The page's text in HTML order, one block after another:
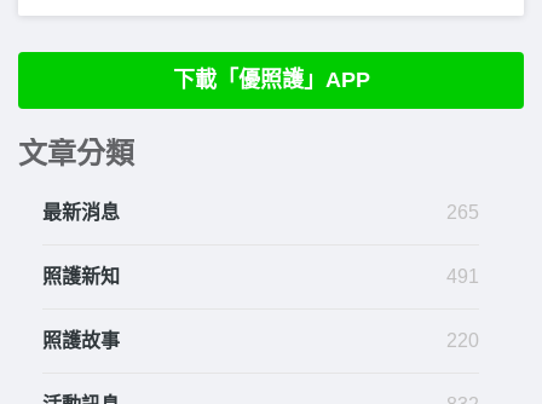
下載「優照護」APP
文章分類
最新消息 265
照護新知 491
照護故事 220